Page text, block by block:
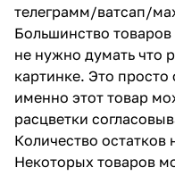
телеграмм/ватсап/
Большинство
не нужно думать что
картинке. Это
именно этот товар
расцветки
Количество остатков
Некоторых товаров